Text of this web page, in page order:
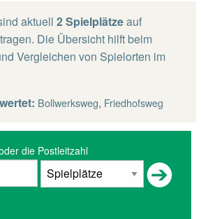
aktuell 2 Spielplätzeauf
Die Übersicht hilft beim
Vergleichen von Spielorten im
Bollwerksweg, Friedhofsweg
die Postleitzahl